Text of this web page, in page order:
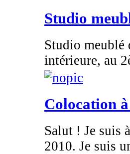
Studio
Studio meublé
intérieure, au
Colocation
Salut ! Je suis
2010. Je suis